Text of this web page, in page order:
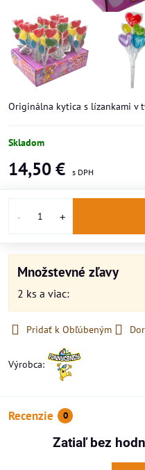
Originálna kytica s lízankami v
Skladom
14,50 €
Množstevné zľavy
2 ks a viac:
Pridať k Obľúbeným
Výrobca:
Recenzie 0
Zatiaľ bez